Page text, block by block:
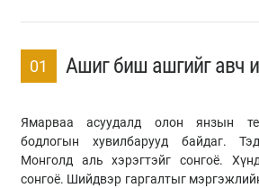
01 Ашиг биш ашгийг авч
Ямарваа асуудалд олон янзын
бодлогын хувилбарууд байдаг.
Монголд аль хэрэгтэйг сонгоё.
сонгоё. Шийдвэр гаргалтыг